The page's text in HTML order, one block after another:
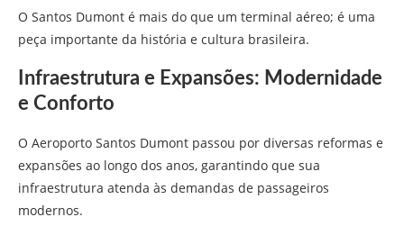
O Santos Dumont é mais do que um terminal aéreo; é uma
peça importante da história e cultura brasileira.
Infraestrutura e Expansões: Modernidade
e Conforto
O Aeroporto Santos Dumont passou por diversas reformas e
expansões ao longo dos anos, garantindo que sua
infraestrutura atenda às demandas de passageiros
modernos.